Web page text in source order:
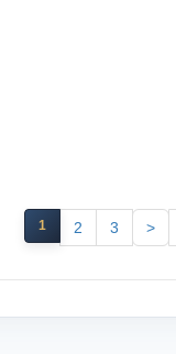
1 2 3 >